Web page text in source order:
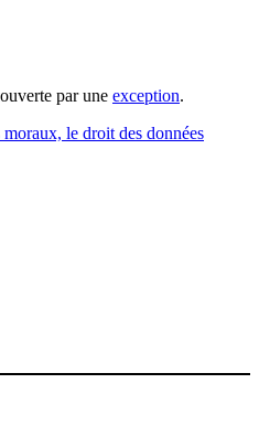
par une exception.
moraux, le droit des données